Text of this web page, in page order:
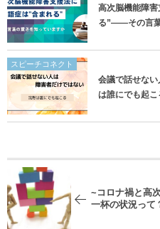
高次脳機能障
る”——その言
スピーチコネクト
会議で話せな
は誰にでも起こ
~コロナ禍と高
一杯の状況って